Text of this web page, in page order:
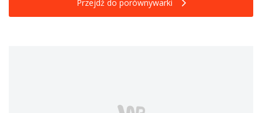
Przejdź do porównywarki